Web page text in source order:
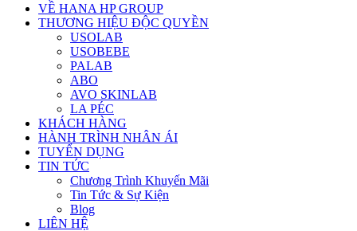
VỀ HANA HP GROUP
THƯƠNG HIỆU ĐỘC QUYỀN
USOLAB
USOBEBE
PALAB
ABO
AVO SKINLAB
LA PÉC
KHÁCH HÀNG
HÀNH TRÌNH NHÂN ÁI
TUYỂN DỤNG
TIN TỨC
Chương Trình Khuyến Mãi
Tin Tức & Sự Kiện
Blog
LIÊN HỆ